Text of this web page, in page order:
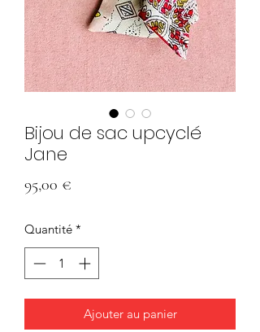
Bijou de sac upcyclé
Jane
95,00 €
Quantité *
Ajouter au panier